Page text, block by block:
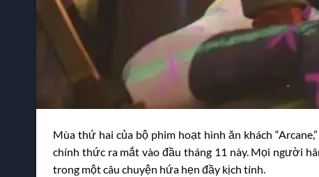
Mùa thứ hai của bộ phim hoạt hình ăn khách
chính thức ra mắt vào đầu tháng 11 này. Mọi người
trong một câu chuyện hứa hẹn đầy kịch tính.